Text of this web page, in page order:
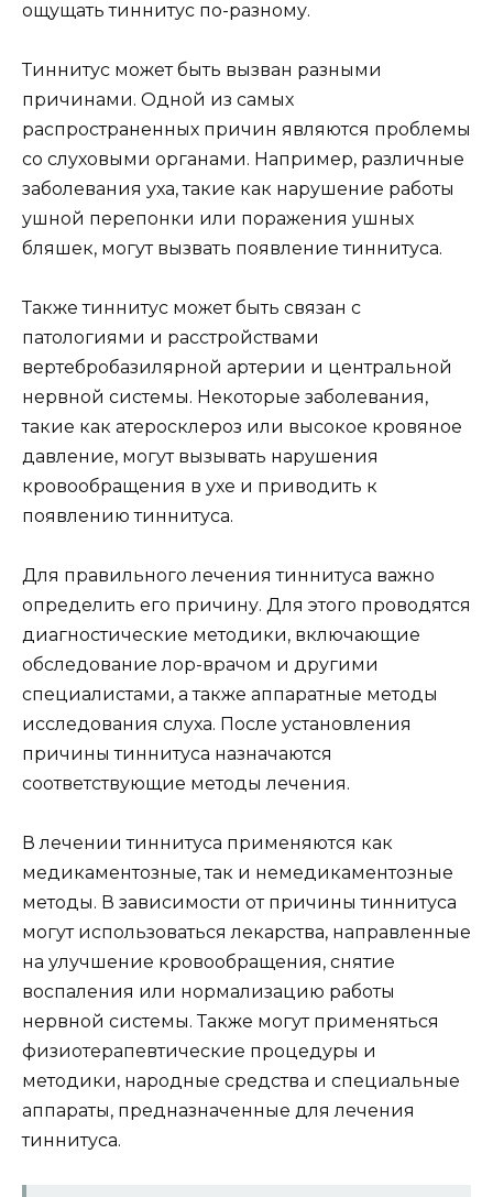
ощущать тиннитус по-разному.
Тиннитус может быть вызван разными
причинами. Одной из самых
распространенных причин являются проблемы
со слуховыми органами. Например, различные
заболевания уха, такие как нарушение работы
ушной перепонки или поражения ушных
бляшек, могут вызвать появление тиннитуса.
Также тиннитус может быть связан с
патологиями и расстройствами
вертебробазилярной артерии и центральной
нервной системы. Некоторые заболевания,
такие как атеросклероз или высокое кровяное
давление, могут вызывать нарушения
кровообращения в ухе и приводить к
появлению тиннитуса.
Для правильного лечения тиннитуса важно
определить его причину. Для этого проводятся
диагностические методики, включающие
обследование лор-врачом и другими
специалистами, а также аппаратные методы
исследования слуха. После установления
причины тиннитуса назначаются
соответствующие методы лечения.
В лечении тиннитуса применяются как
медикаментозные, так и немедикаментозные
методы. В зависимости от причины тиннитуса
могут использоваться лекарства, направленные
на улучшение кровообращения, снятие
воспаления или нормализацию работы
нервной системы. Также могут применяться
физиотерапевтические процедуры и
методики, народные средства и специальные
аппараты, предназначенные для лечения
тиннитуса.